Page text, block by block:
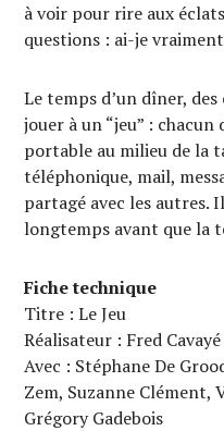
à voir pour rire aux
questions : ai-je
Le temps d’un dîner,
jouer à un “jeu” :
portable au milieu de la
téléphonique, mail,
partagé avec les autres.
longtemps avant que la
Fiche technique
Titre : Le Jeu
Réalisateur : Fred Cavayé
Avec : Stéphane De
Zem, Suzanne Clément,
Grégory Gadebois